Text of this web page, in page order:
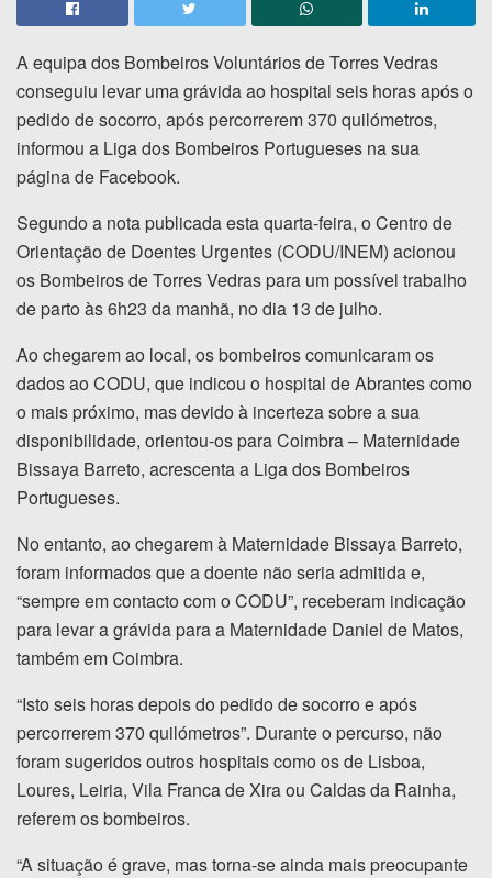
A equipa dos Bombeiros Voluntários de Torres Vedras
conseguiu levar uma grávida ao hospital seis horas após o
pedido de socorro, após percorrerem 370 quilómetros,
informou a Liga dos Bombeiros Portugueses na sua
página de Facebook.
Segundo a nota publicada esta quarta-feira, o Centro de
Orientação de Doentes Urgentes (CODU/INEM) acionou
os Bombeiros de Torres Vedras para um possível trabalho
de parto às 6h23 da manhã, no dia 13 de julho.
Ao chegarem ao local, os bombeiros comunicaram os
dados ao CODU, que indicou o hospital de Abrantes como
o mais próximo, mas devido à incerteza sobre a sua
disponibilidade, orientou-os para Coimbra – Maternidade
Bissaya Barreto, acrescenta a Liga dos Bombeiros
Portugueses.
No entanto, ao chegarem à Maternidade Bissaya Barreto,
foram informados que a doente não seria admitida e,
“sempre em contacto com o CODU”, receberam indicação
para levar a grávida para a Maternidade Daniel de Matos,
também em Coimbra.
“Isto seis horas depois do pedido de socorro e após
percorrerem 370 quilómetros”. Durante o percurso, não
foram sugeridos outros hospitais como os de Lisboa,
Loures, Leiria, Vila Franca de Xira ou Caldas da Rainha,
referem os bombeiros.
“A situação é grave, mas torna-se ainda mais preocupante